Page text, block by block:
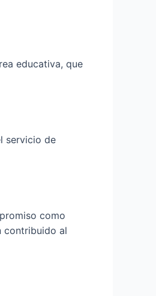
educativa, que
servicio de
como
contribuido al